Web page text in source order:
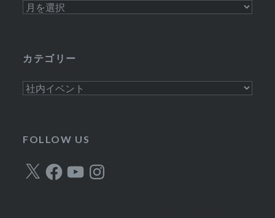
ア
ブ
カテゴリー
カ
ー
FOLLOW US
X FacebookYouTubeInstagram